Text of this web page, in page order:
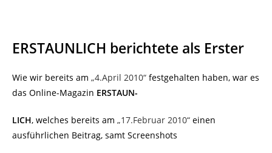
ERSTAUNLICH berichtete als Erster
Wie wir bereits am „4.April 2010“ festgehalten haben, war es
das Online-Magazin ERSTAUN-
LICH, welches bereits am „17.Februar 2010“ einen
ausführlichen Beitrag, samt Screenshots